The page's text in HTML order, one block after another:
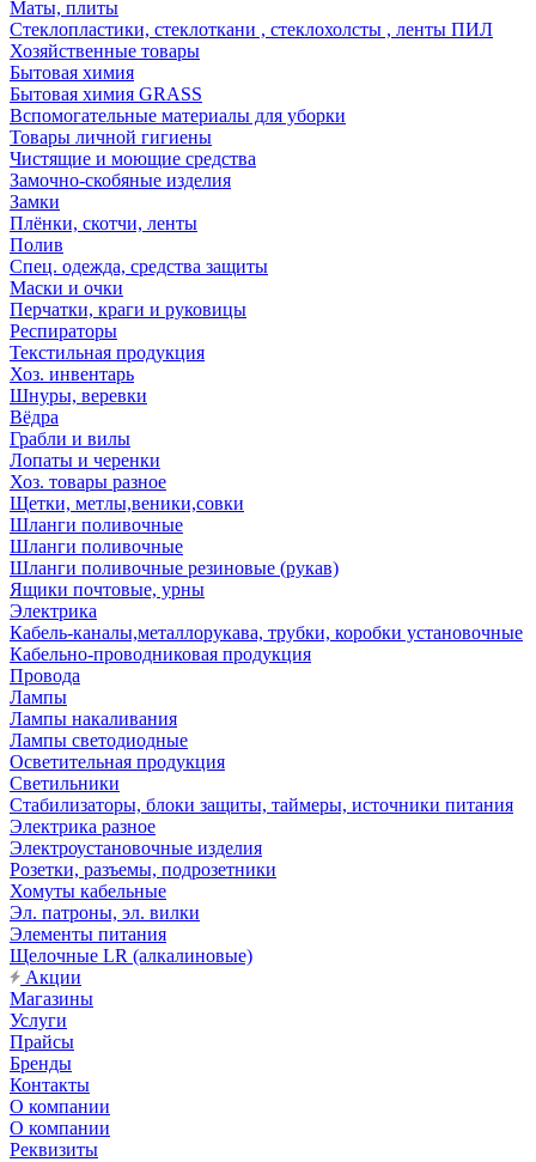
Маты, плиты
Стеклопластики, стеклоткани , стеклохолсты , ленты ПИЛ
Хозяйственные товары
Бытовая химия
Бытовая химия GRASS
Вспомогательные материалы для уборки
Товары личной гигиены
Чистящие и моющие средства
Замочно-скобяные изделия
Замки
Плёнки, скотчи, ленты
Полив
Спец. одежда, средства защиты
Маски и очки
Перчатки, краги и руковицы
Респираторы
Текстильная продукция
Хоз. инвентарь
Шнуры, веревки
Вёдра
Грабли и вилы
Лопаты и черенки
Хоз. товары разное
Щетки, метлы,веники,совки
Шланги поливочные
Шланги поливочные
Шланги поливочные резиновые (рукав)
Ящики почтовые, урны
Электрика
Кабель-каналы,металлорукава, трубки, коробки установочные
Кабельно-проводниковая продукция
Провода
Лампы
Лампы накаливания
Лампы светодиодные
Осветительная продукция
Светильники
Стабилизаторы, блоки защиты, таймеры, источники питания
Электрика разное
Электроустановочные изделия
Розетки, разъемы, подрозетники
Хомуты кабельные
Эл. патроны, эл. вилки
Элементы питания
Щелочные LR (алкалиновые)
Акции
Магазины
Услуги
Прайсы
Бренды
Контакты
О компании
О компании
Реквизиты